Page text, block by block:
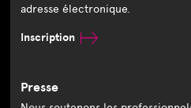
adresse électronique.
Inscription
Presse